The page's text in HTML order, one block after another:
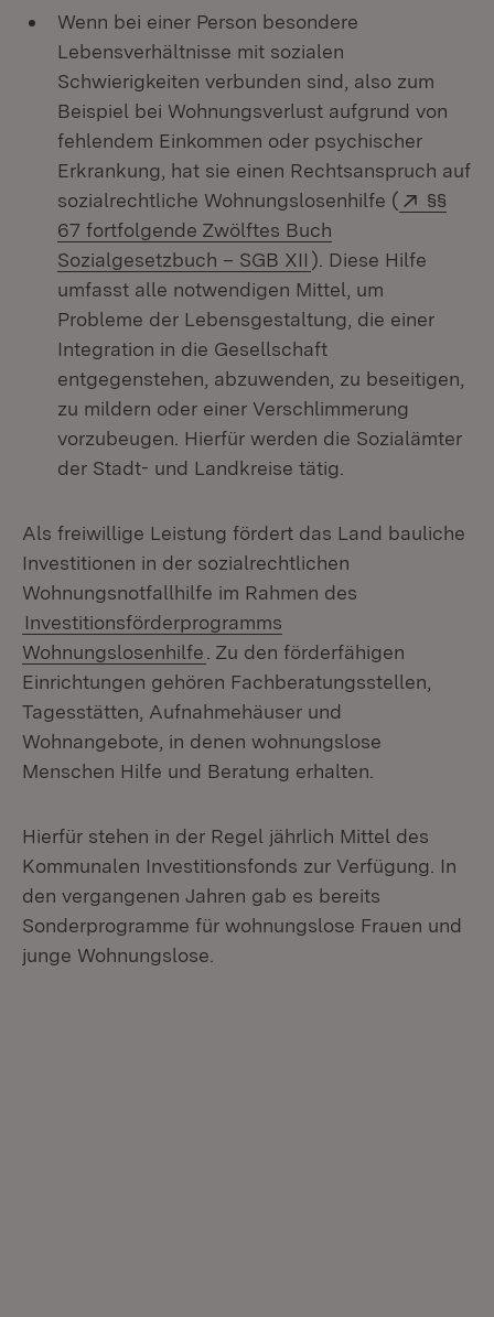
Wenn bei einer Person besondere
Lebensverhältnisse mit sozialen
Schwierigkeiten verbunden sind, also zum
Beispiel bei Wohnungsverlust aufgrund von
fehlendem Einkommen oder psychischer
Erkrankung, hat sie einen Rechtsanspruch auf
sozialrechtliche Wohnungslosenhilfe (
Extern:
§§
67 fortfolgende Zwölftes Buch
Sozialgesetzbuch – SGB XII (Öffnet in neuem
). Diese Hilfe
umfasst alle notwendigen Mittel, um
Probleme der Lebensgestaltung, die einer
Integration in die Gesellschaft
entgegenstehen, abzuwenden, zu beseitigen,
zu mildern oder einer Verschlimmerung
vorzubeugen. Hierfür werden die Sozialämter
der Stadt- und Landkreise tätig.
Als freiwillige Leistung fördert das Land bauliche
Investitionen in der sozialrechtlichen
Wohnungsnotfallhilfe im Rahmen des
Investitionsförderprogramms
Wohnungslosenhilfe . Zu den förderfähigen
Einrichtungen gehören Fachberatungsstellen,
Tagesstätten, Aufnahmehäuser und
Wohnangebote, in denen wohnungslose
Menschen Hilfe und Beratung erhalten.
Hierfür stehen in der Regel jährlich Mittel des
Kommunalen Investitionsfonds zur Verfügung. In
den vergangenen Jahren gab es bereits
Sonderprogramme für wohnungslose Frauen und
junge Wohnungslose.